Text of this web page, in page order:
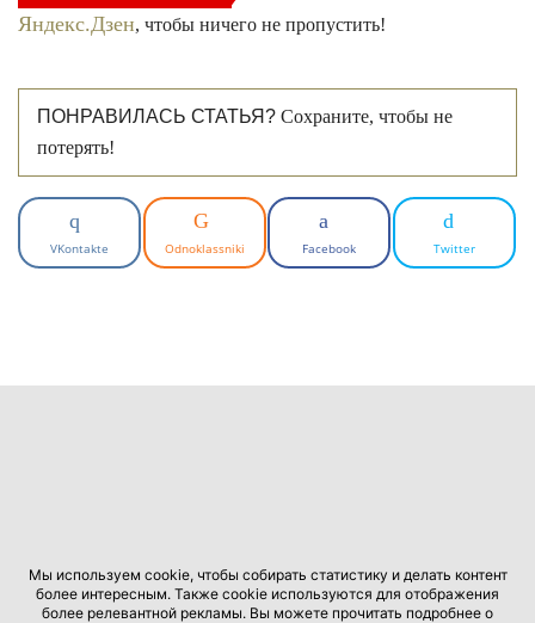
Яндекс.Дзен, чтобы ничего не пропустить!
ПОНРАВИЛАСЬ СТАТЬЯ? Сохраните, чтобы не
потерять!
VKontakte Odnoklassniki Facebook Twitter
Мы используем cookie, чтобы собирать статистику и делать контент
более интересным. Также cookie используются для отображения
более релевантной рекламы. Вы можете прочитать подробнее о